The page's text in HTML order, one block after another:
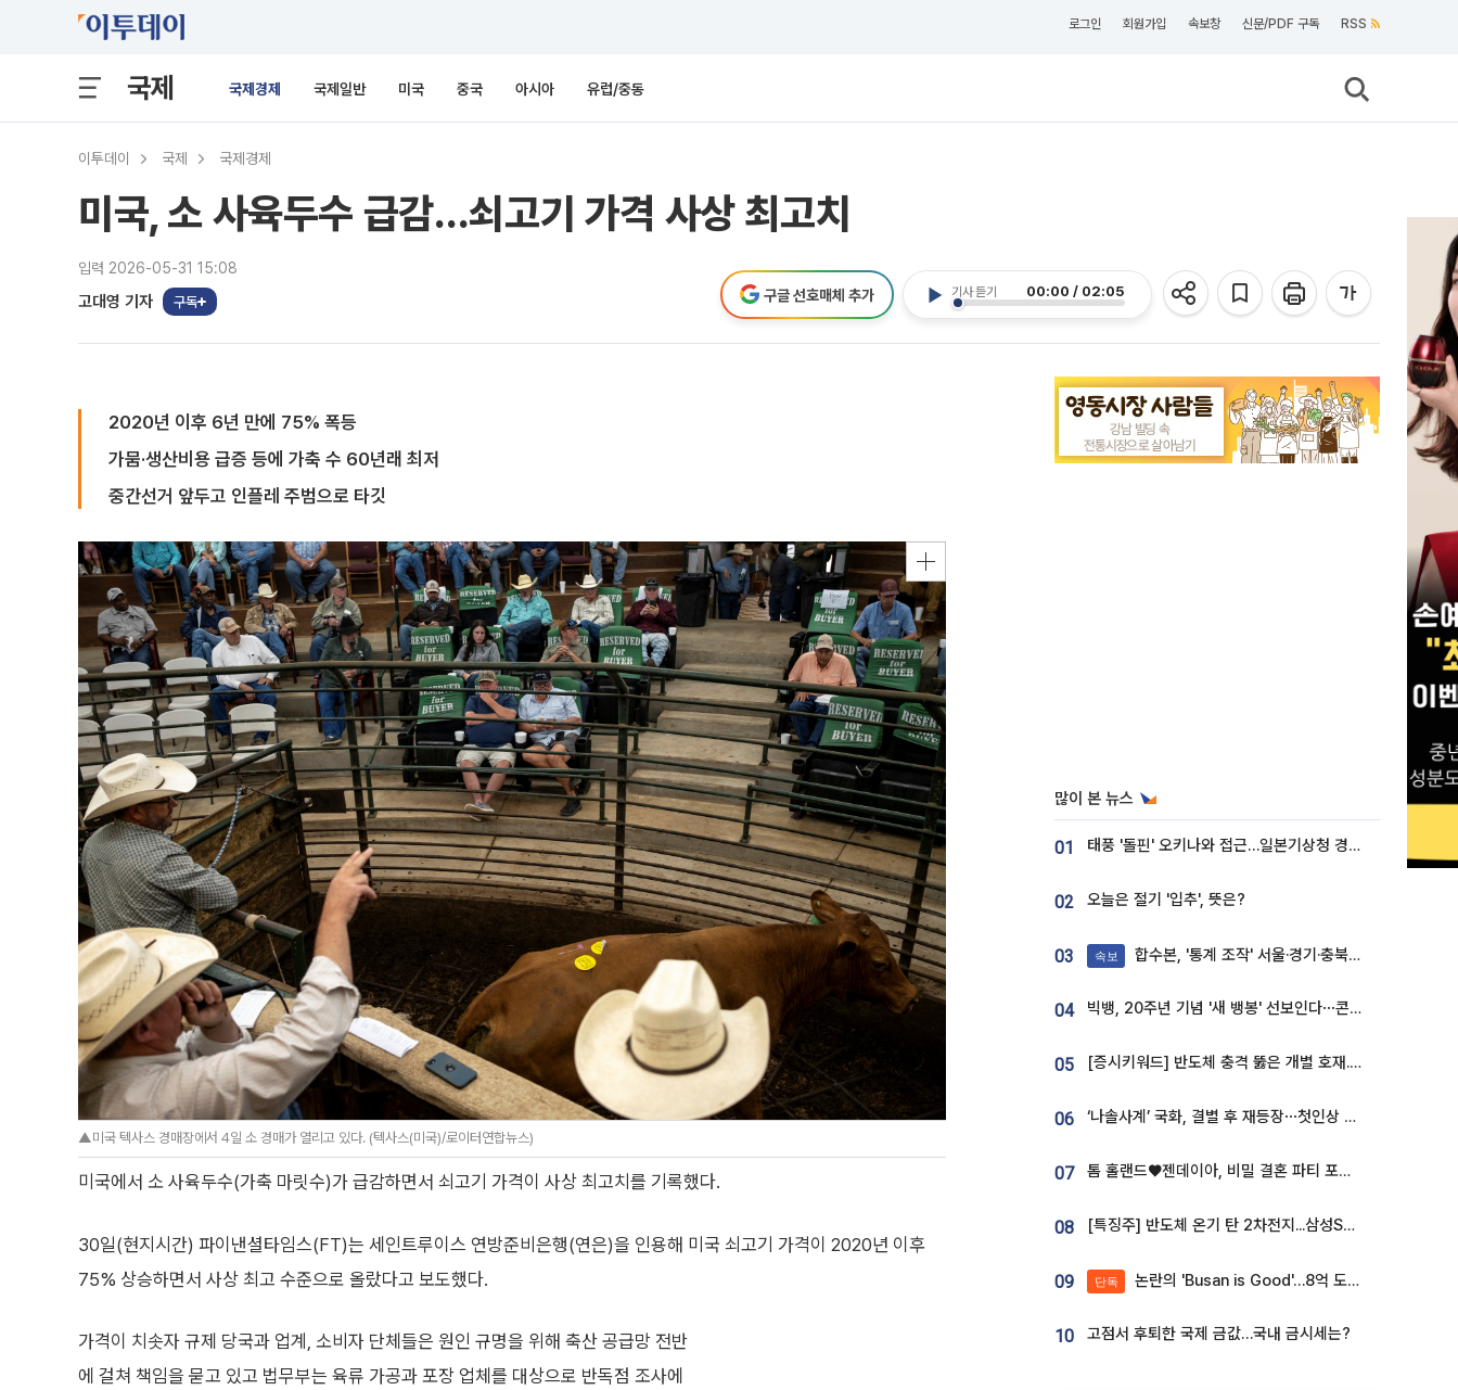
로그인 회원가입 속보창 신문/PDF 구독 RSS
국제 국제경제 국제일반 미국 중국 아시아 유럽/중동
이투데이 국제 국제경제
미국, 소 사육두수 급감…쇠고기 가격 사상 최고치
입력 2026-05-31 15:08
고대영 기자 구독
기사 듣기 00:00 / 02:05
구글 선호매체 추가
2020년 이후 6년 만에 75% 폭등
가뭄·생산비용 급증 등에 가축 수 60년래 최저
중간선거 앞두고 인플레 주범으로 타깃
▲미국 텍사스 경매장에서 4일 소 경매가 열리고 있다. (텍사스(미국)/로이터연합뉴스)
미국에서 소 사육두수(가축 마릿수)가 급감하면서 쇠고기 가격이 사상 최고치를 기록했다.
30일(현지시간) 파이낸셜타임스(FT)는 세인트루이스 연방준비은행(연은)을 인용해 미국 쇠고기 가격이 2020년 이후
75% 상승하면서 사상 최고 수준으로 올랐다고 보도했다.
가격이 치솟자 규제 당국과 업계, 소비자 단체들은 원인 규명을 위해 축산 공급망 전반
에 걸쳐 책임을 묻고 있고 법무부는 육류 가공과 포장 업체를 대상으로 반독점 조사에
많이 본 뉴스
01 태풍 '돌핀' 오키나와 접근…일본기상청 경로 업데이트
02 오늘은 절기 '입추', 뜻은?
03 속보 합수본, '통계 조작' 서울·경기·충북 선관위 등 추가 압수수색
04 빅뱅, 20주년 기념 '새 뱅봉' 선보인다⋯콘서트 앞두고 팝업 개최
05 [증시키워드] 반도체 충격 뚫은 개별 호재...포스코퓨처엠·에코프로·한화솔루션 '눈길'
06 ‘나솔사계’ 국화, 결별 후 재등장⋯첫인상 투표 휩쓸고 ‘인기녀’ 등극
07 톰 홀랜드♥젠데이아, 비밀 결혼 파티 포착⋯호텔 대관비만 9억
08 [특징주] 반도체 온기 탄 2차전지...삼성SDI, 장 초반 7% 넘게 껑충
09 단독 논란의 'Busan is Good'…8억 도시브랜드, 용산 대통령실 CI 업체가 수행
10 고점서 후퇴한 국제 금값…국내 금시세는?